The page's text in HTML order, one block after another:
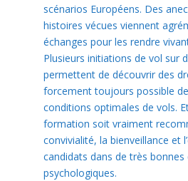
scénarios Européens. Des
histoires vécues viennent
échanges pour les rendre
Plusieurs initiations de vol sur
permettent de découvrir des
forcement toujours possible
conditions optimales de vols.
formation soit vraiment
convivialité, la bienveillance et
candidats dans de très bonnes
psychologiques.